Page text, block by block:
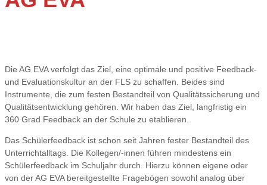
Die AG EVA verfolgt das Ziel, eine optimale und positive Feedback-
und Evaluationskultur an der FLS zu schaffen. Beides sind
Instrumente, die zum festen Bestandteil von Qualitätssicherung und
Qualitätsentwicklung gehören. Wir haben das Ziel, langfristig ein
360 Grad Feedback an der Schule zu etablieren.
Das Schülerfeedback ist schon seit Jahren fester Bestandteil des
Unterrichtalltags. Die Kollegen/-innen führen mindestens ein
Schülerfeedback im Schuljahr durch. Hierzu können eigene oder
von der AG EVA bereitgestellte Fragebögen sowohl analog über